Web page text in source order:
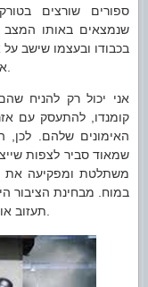
ספורים שורצים
שנמצאים באותו המצב
בכבודו ובעצמו שישב על
אני יכול רק להניח
קומנדו, להתעסק עם
האימונים שלהם. לכן,
שמאוד סביר לצפות
משתלטת ומפקיעה את
במוח. מבחינת הציבור